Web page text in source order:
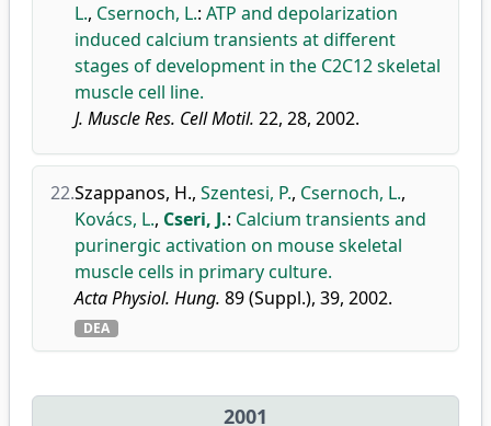
L., Csernoch, L.: ATP and depolarization
induced calcium transients at different
stages of development in the C2C12 skeletal
muscle cell line.
J. Muscle Res. Cell Motil. 22, 28, 2002.
22.Szappanos, H., Szentesi, P., Csernoch, L.,
Kovács, L., Cseri, J.: Calcium transients and
purinergic activation on mouse skeletal
muscle cells in primary culture.
Acta Physiol. Hung. 89 (Suppl.), 39, 2002.
DEA
2001